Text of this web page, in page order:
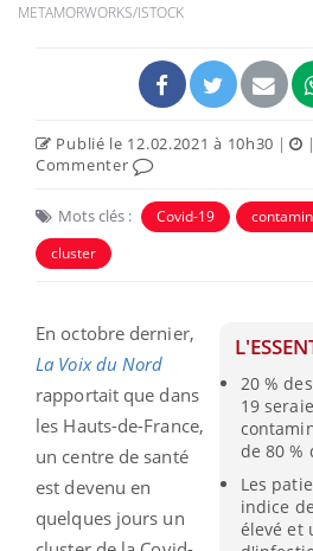
METAMORWORKS/ISTOCK
Publié le 12.02.2021 à 10h30 | |
Commenter
Mots clés : Covid-19
cluster
20 %
19
de 80 %
Les
indice
élevé et
En octobre dernier,
La Voix du Nord
rapportait que dans
les Hauts-de-France,
un centre de santé
est devenu en
quelques jours un